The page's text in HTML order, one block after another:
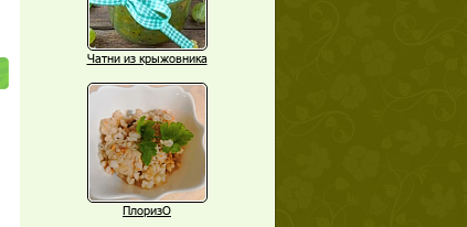
Чатни из крыжовника
ПлоризО